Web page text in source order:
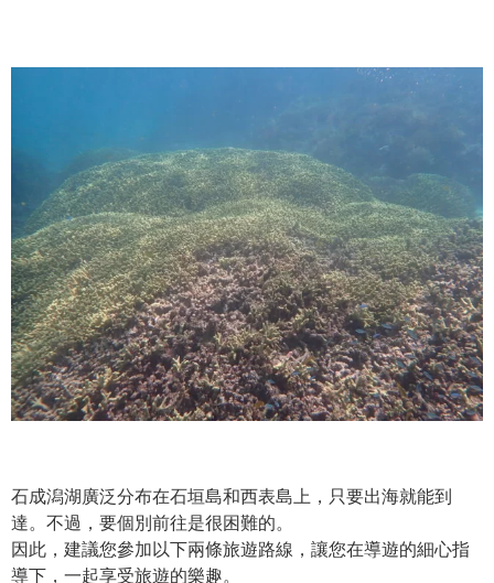
石成潟湖廣泛分布在石垣島和西表島上，只要出海就能到
達。不過，要個別前往是很困難的。
因此，建議您參加以下兩條旅遊路線，讓您在導遊的細心指
導下，一起享受旅遊的樂趣。